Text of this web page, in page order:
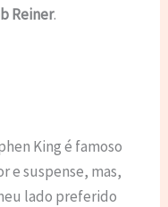
Reiner.
King é famoso
e suspense, mas,
lado preferido